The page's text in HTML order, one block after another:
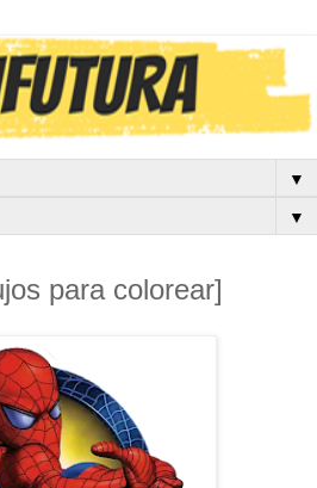
▼
▼
para colorear]